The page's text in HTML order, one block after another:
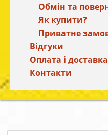
Обмін та
Як купити?
Приватне
Відгуки
Оплата і доставка
Контакти